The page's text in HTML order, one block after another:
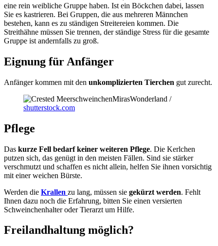
eine rein weibliche Gruppe haben. Ist ein Böckchen dabei, lassen
Sie es kastrieren. Bei Gruppen, die aus mehreren Männchen
bestehen, kann es zu ständigen Streitereien kommen. Die
Streithähne müssen Sie trennen, der ständige Stress für die gesamte
Gruppe ist andernfalls zu groß.
Eignung für Anfänger
Anfänger kommen mit den unkomplizierten Tierchen gut zurecht.
MirasWonderland /
shutterstock.com
Pflege
Das kurze Fell bedarf keiner weiteren Pflege. Die Kerlchen
putzen sich, das genügt in den meisten Fällen. Sind sie stärker
verschmutzt und schaffen es nicht allein, helfen Sie ihnen vorsichtig
mit einer weichen Bürste.
Werden die Krallen zu lang, müssen sie gekürzt werden. Fehlt
Ihnen dazu noch die Erfahrung, bitten Sie einen versierten
Schweinchenhalter oder Tierarzt um Hilfe.
Freilandhaltung möglich?